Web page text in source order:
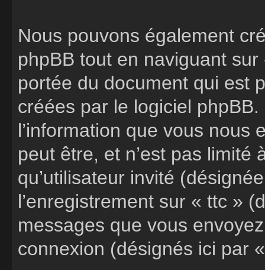
Nous pouvons également
phpBB tout en naviguant
portée du document qui est
créées par le logiciel
l’information que vous nous
peut être, et n’est pas
qu’utilisateur invité
l’enregistrement sur « ttc »
messages que vous
connexion (désignés ici par